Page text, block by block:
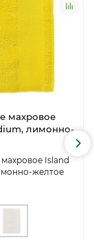
махровое
лимонно-
Island
желтое